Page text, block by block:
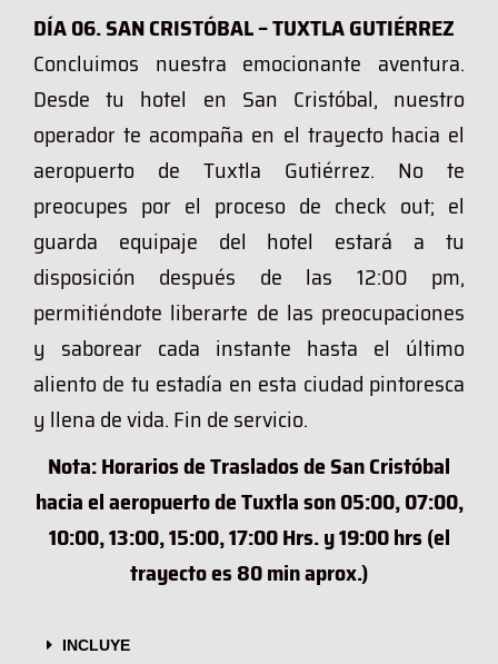
DÍA 06. SAN CRISTÓBAL – TUXTLA GUTIÉRREZ
Concluimos nuestra emocionante aventura.
Desde tu hotel en San Cristóbal, nuestro
operador te acompaña en el trayecto hacia el
aeropuerto de Tuxtla Gutiérrez. No te
preocupes por el proceso de check out; el
guarda equipaje del hotel estará a tu
disposición después de las 12:00 pm,
permitiéndote liberarte de las preocupaciones
y saborear cada instante hasta el último
aliento de tu estadía en esta ciudad pintoresca
y llena de vida. Fin de servicio.
Nota: Horarios de Traslados de San Cristóbal
hacia el aeropuerto de Tuxtla son 05:00, 07:00,
10:00, 13:00, 15:00, 17:00 Hrs. y 19:00 hrs (el
trayecto es 80 min aprox.)
INCLUYE